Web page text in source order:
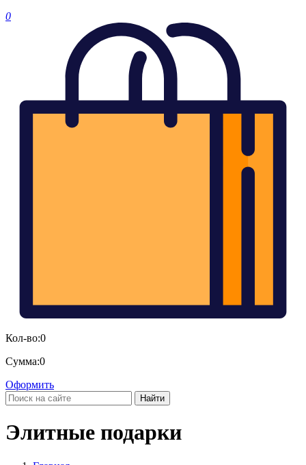
0
Кол-во:0
Сумма:0
Оформить
Найти
Элитные подарки